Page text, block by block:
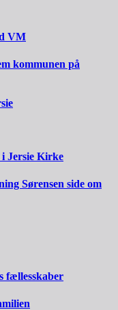
VM
kommunen på
Jersie Kirke
Sørensen side om
fællesskaber